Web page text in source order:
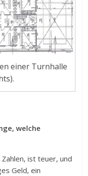
einer Turnhalle
welche
ist teuer, und
Geld, ein